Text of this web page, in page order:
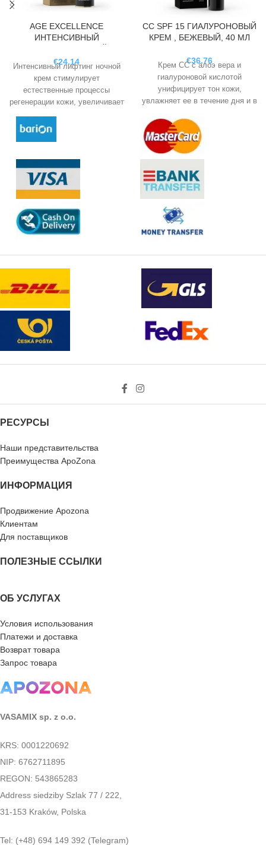
AGE EXCELLENCE
ИНТЕНСИВНЫЙ
НОЧНОЙ КРЕМ, 50 МЛ
€24.14
Интенсивный лифтинг ночной
крем стимулирует
естественные процессы
регенерации кожи, увеличивает
самым поддерживает
CC SPF 15 ГИАЛУРОНОВЫЙ
КРЕМ , БЕЖЕВЫЙ, 40 МЛ
€36.76
Крем CC с алоэ вера и
гиалуроновой кислотой
унифицирует тон кожи,
увлажняет ее в течение дня и в
раздражения, а также от
ультрафиолета и
ультрафиолета.
РЕСУРСЫ
Наши представительства
Преимущества ApoZona
ИНФОРМАЦИЯ
Продвижение Apozona
Клиентам
Для поставщиков
ПОЛЕЗНЫЕ ССЫЛКИ
ОБ УСЛУГАХ
Условия использования
Платежи и доставка
Возврат товара
Запрос товара
VASAMIX sp. z o.o.
KRS: 0001220692
NIP: 6762711895
REGON: 543865283
Address siedziby Szlak 77 / 222,
31-153 Kraków, Polska
Tel: (+48) 694 149 392 (Telegram)